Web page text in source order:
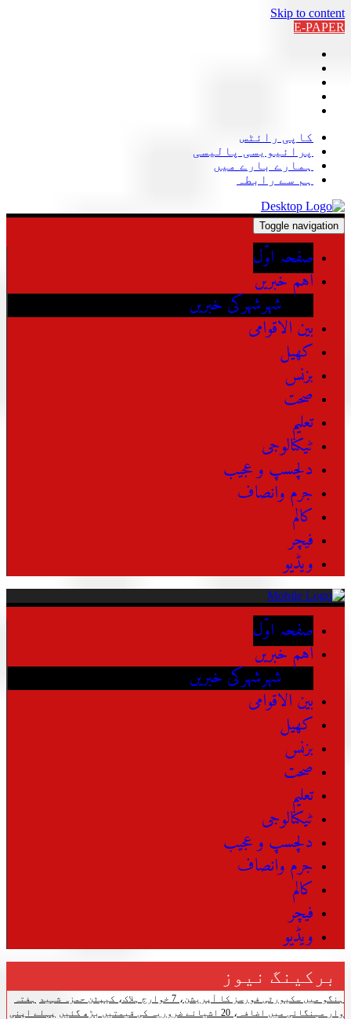
Skip to content
E-PAPER
کاپی رائٹس
پرائیویسی پالیسی
ہمارے بارے میں
ہم سے رابطہ
Toggle navigation
صفحہ اوّل
اہم خبریں
شہرشہرکی خبریں
بین الاقوامی
کھیل
بزنس
صحت
تعلیم
ٹیکنالوجی
دلچسپ و عجیب
جرم وانصاف
کالم
فیچر
ویڈیو
صفحہ اوّل
اہم خبریں
شہرشہرکی خبریں
بین الاقوامی
کھیل
بزنس
صحت
تعلیم
ٹیکنالوجی
دلچسپ و عجیب
جرم وانصاف
کالم
فیچر
ویڈیو
برکینگ نیوز
ہنگو میں سکیورٹی فورسز کا آپریشن، 7 خوارج ہلاک، کیپٹن حمزہ شہید
ہفتہ
وار مہنگائی میں اضافہ، 20 اشیائے ضروریہ کی قیمتیں بڑھ گئیں
پہلے اپنی